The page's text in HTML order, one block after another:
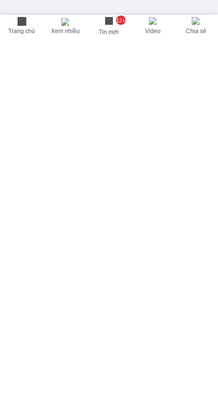
Trang chủ Xem nhiều
12+
Tin mới Video Chia sẻ